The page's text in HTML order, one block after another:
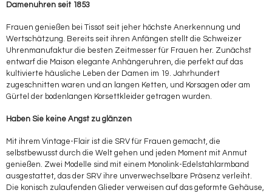
Damenuhren seit 1853
Frauen genießen bei Tissot seit jeher höchste Anerkennung und
Wertschätzung. Bereits seit ihren Anfängen stellt die Schweizer
Uhrenmanufaktur die besten Zeitmesser für Frauen her. Zunächst
entwarf die Maison elegante Anhängeruhren, die perfekt auf das
kultivierte häusliche Leben der Damen im 19. Jahrhundert
zugeschnitten waren und an langen Ketten, und Korsagen oder am
Gürtel der bodenlangen Korsettkleider getragen wurden.
Haben Sie keine Angst zu glänzen
Mit ihrem Vintage-Flair ist die SRV für Frauen gemacht, die
selbstbewusst durch die Welt gehen und jeden Moment mit Anmut
genießen. Zwei Modelle sind mit einem Monolink-Edelstahlarmband
ausgestattet, das der SRV ihre unverwechselbare Präsenz verleiht.
Die konisch zulaufenden Glieder verweisen auf das geformte Gehäuse,